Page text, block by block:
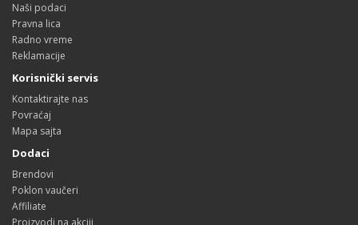
Naši podaci
Pravna lica
Radno vreme
Reklamacije
Korisnički servis
Kontaktirajte nas
Povraćaj
Mapa sajta
Dodaci
Brendovi
Poklon vaučeri
Affiliate
Proizvodi na akciji